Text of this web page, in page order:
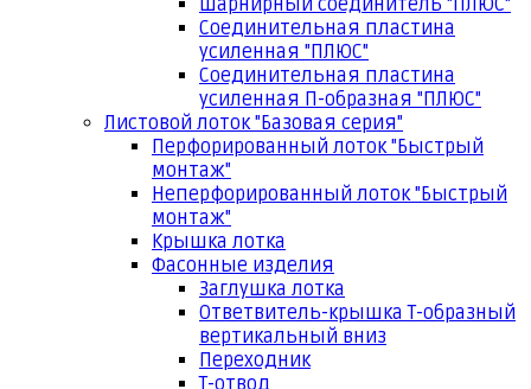
Шарнирный соединитель "ПЛЮС"
Соединительная пластина
усиленная "ПЛЮС"
Соединительная пластина
усиленная П-образная "ПЛЮС"
Листовой лоток "Базовая серия"
Перфорированный лоток "Быстрый
монтаж"
Неперфорированный лоток "Быстрый
монтаж"
Крышка лотка
Фасонные изделия
Заглушка лотка
Ответвитель-крышка Т-образный
вертикальный вниз
Переходник
Т-отвод